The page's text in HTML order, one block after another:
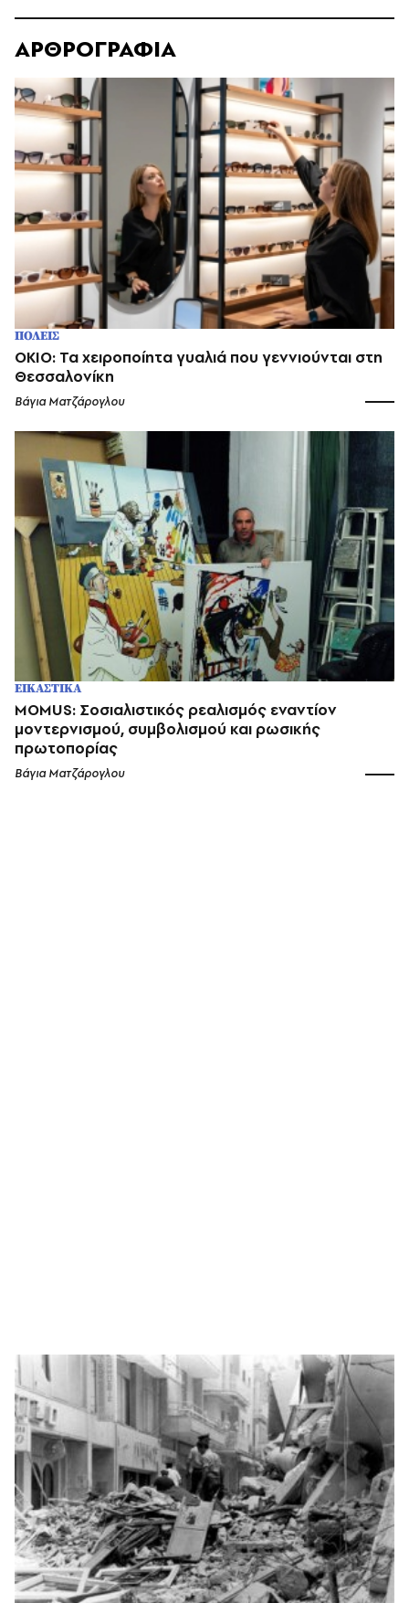
ΑΡΘΡΟΓΡΑΦΙΑ
ΠΟΛΕΙΣ
OKIO: Τα χειροποίητα γυαλιά που γεννιούνται στη
Θεσσαλονίκη
Βάγια Ματζάρογλου
ΕΙΚΑΣΤΙΚΑ
MOMUS: Σοσιαλιστικός ρεαλισμός εναντίον
μοντερνισμού, συμβολισμού και ρωσικής
πρωτοπορίας
Βάγια Ματζάρογλου